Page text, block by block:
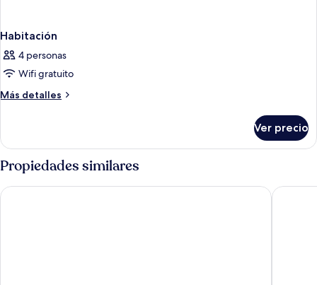
Habitación
4 personas
Wifi gratuito
Más detalles
Más
Ver precio
Propiedades similares
Hotel Belisana Hotel